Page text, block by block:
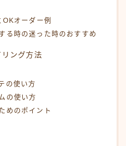
OKオーダー例
る時の迷った時のおすすめ
ング方法
の使い方
の使い方
めのポイント